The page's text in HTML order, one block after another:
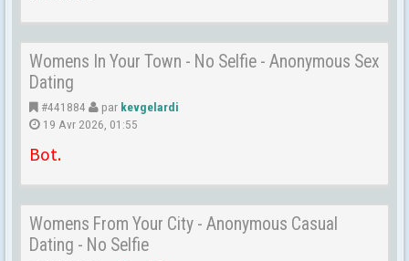
Womens In Your Town - No Selfie - Anonymous Sex
Dating
#441884 par kevgelardi
19 Avr 2026, 01:55
Bot.
Womens From Your City - Anonymous Casual
Dating - No Selfie